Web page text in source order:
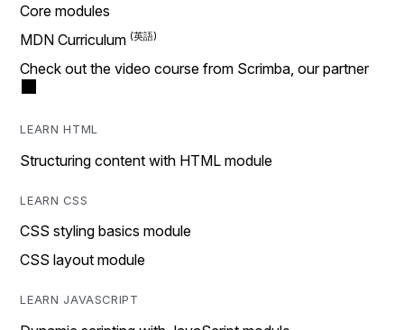
Core modules
MDN Curriculum
Check out the video course from Scrimba, our partner
LEARN HTML
Structuring content with HTML module
LEARN CSS
CSS styling basics module
CSS layout module
LEARN JAVASCRIPT